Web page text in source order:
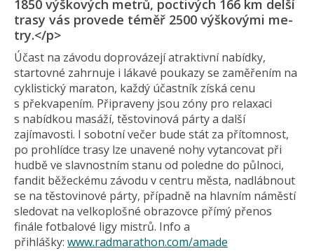
1850 výškových metrů, poctivých 166 km delší
trasy vás provede téměř 2500 výškovými me­
try.</p>
Účast na závodu doprovázejí atraktivní nabídky,
startovné zahrnuje i lákavé poukazy se zaměřením na
cyklistický maraton, každý účastník získá cenu
s překvapením. Připraveny jsou zóny pro relaxaci
s nabídkou masáží, těstovinová párty a další
zajímavosti. I sobotní večer bude stát za přítomnost,
po prohlídce trasy lze unavené nohy vytancovat při
hudbě ve slavnostním stanu od poledne do půlnoci,
fandit běžeckému závodu v centru města, nadlábnout
se na těstovinové párty, případně na hlavním náměstí
sledovat na velkoplošné obrazovce přímý přenos
finále fotbalové ligy mistrů. Info a
přihlášky: www.radmarathon.com/amade